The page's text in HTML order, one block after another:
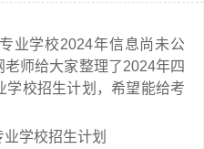
业学校2024年信息尚未公
师给大家整理了2024年四
学校招生计划，希望能给考
学校招生计划